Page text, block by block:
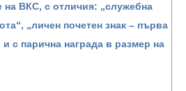
на ВКС, с отличия: „служебна
„личен почетен знак – първа
и с парична награда в размер на